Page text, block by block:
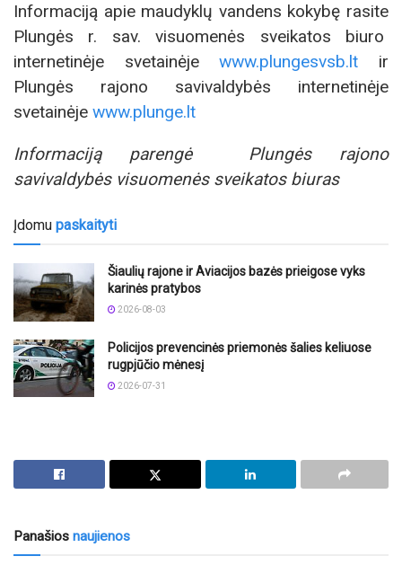
Informaciją apie maudyklų vandens kokybę rasite
Plungės r. sav. visuomenės sveikatos biuro
internetinėje svetainėjewww.plungesvsb.lt ir
Plungės rajono savivaldybės internetinėje
svetainėje www.plunge.lt
Informaciją parengė
Plungės rajono
savivaldybės visuomenės sveikatos biuras
Įdomu paskaityti
Šiaulių rajone ir Aviacijos bazės prieigose vyks
karinės pratybos
2026-08-03
Policijos prevencinės priemonės šalies keliuose
rugpjūčio mėnesį
2026-07-31
Panašios naujienos